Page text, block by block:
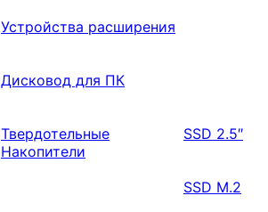
Устройства расширения
Дисковод для ПК
Твердотельные
Накопители
SSD 2.5″
SSD M.2